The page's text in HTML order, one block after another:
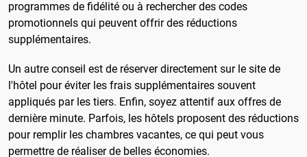
programmes de fidélité ou à rechercher des codes
promotionnels qui peuvent offrir des réductions
supplémentaires.
Un autre conseil est de réserver directement sur le site de
l'hôtel pour éviter les frais supplémentaires souvent
appliqués par les tiers. Enfin, soyez attentif aux offres de
dernière minute. Parfois, les hôtels proposent des réductions
pour remplir les chambres vacantes, ce qui peut vous
permettre de réaliser de belles économies.